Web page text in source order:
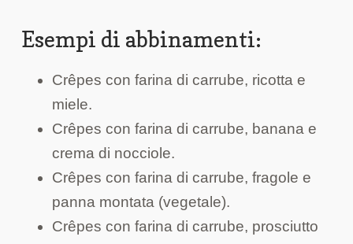
Esempi di abbinamenti:
Crêpes con farina di carrube, ricotta e
miele.
Crêpes con farina di carrube, banana e
crema di nocciole.
Crêpes con farina di carrube, fragole e
panna montata (vegetale).
Crêpes con farina di carrube, prosciutto